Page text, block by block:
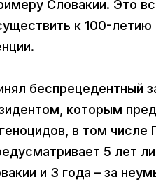
Словакии. Это
к 100-летию
беспрецедентный
которым
в том числе
5 лет
и 3 года – за